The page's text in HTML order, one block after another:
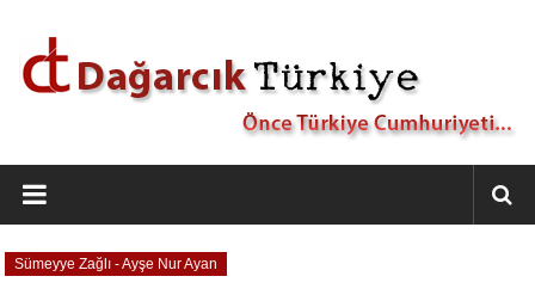
Dağarcık
Türkiye
Önce
Türkiye
Sümeyye Zağlı - Ayşe Nur Ayan